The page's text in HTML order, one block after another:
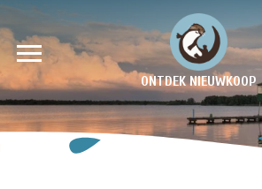
ONTDEK NIEUWKOOP